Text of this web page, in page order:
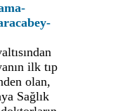
ilk tıp
olan,
Sağlık